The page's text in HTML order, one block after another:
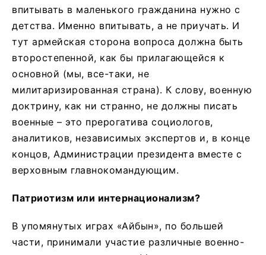
впитывать в маленького гражданина нужно с
детства. Именно впитывать, а не приучать. И
тут армейская сторона вопроса должна быть
второстепенной, как бы прилагающейся к
основной (мы, все-таки, не
милитаризированная страна). К слову, военную
доктрину, как ни странно, не должны писать
военные – это прерогатива социологов,
аналитиков, независимых экспертов и, в конце
концов, Администрации президента вместе с
верховным главнокомандующим.
Патриотизм или интернационализм?
В упомянутых играх «Айбын», по большей
части, принимали участие различные военно-